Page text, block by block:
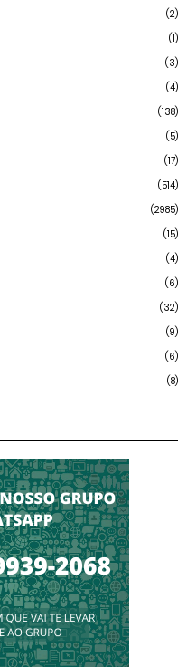
(2)
(1)
(3)
(4)
(138)
(5)
(17)
(514)
(2985)
(15)
(4)
(6)
(32)
(9)
(6)
(8)